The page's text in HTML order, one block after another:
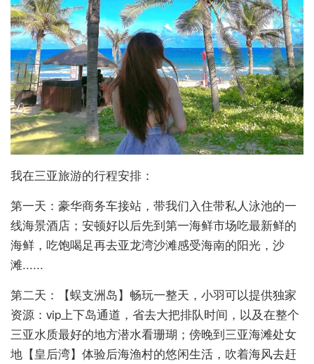
我在三亚旅游的行程安排：
第一天：豪华商务车接站，带我们入住带私人泳池的一
线海景酒店；安顿好以后先到第一海鲜市场吃最新鲜的
海鲜，吃饱喝足再去亚龙湾沙滩感受海南的阳光，沙
滩......
第二天：【蜈支洲岛】畅玩一整天，小羽可以提供独家
资源：vip上下岛通道，省去大把排队时间，以及在整个
三亚水质最好的地方潜水看珊瑚；傍晚到三亚海滩处女
地【皇后湾】体验后海渔村的悠闲生活，吹着海风去赶